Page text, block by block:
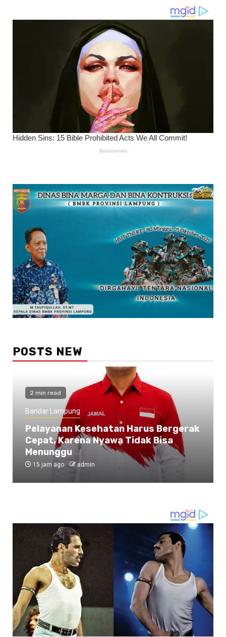
POSTS NEW
2 min read
Bandar Lampung
Pelayanan Kesehatan Harus Bergerak
Cepat, Karena Nyawa Tidak Bisa
Menunggu
15 jam ago admin